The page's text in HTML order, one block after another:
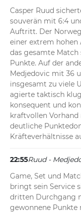
Casper Ruud
souverän mit 6:4
Auftritt. Der
einer extrem hohen
das gesamte Match
Punkte. Auf der
Medjedovic mit 36
insgesamt zu viele
agierte taktisch
konsequent und
kraftvollen Vorhand
deutliche
Kräfteverhältnisse
22:55Ruud -
Game, Set und
bringt sein Service
dritten Durchgang
gewonnene Punkte